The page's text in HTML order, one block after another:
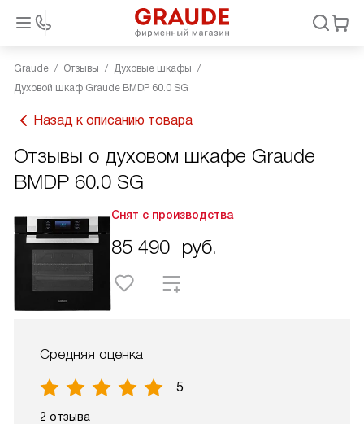
Graude Отзывы
Духовые шкафы
Духовой шкаф Graude BMDP 60.0 SG
Назад к описанию товара
Отзывы о духовом шкафе Graude
BMDP 60.0 SG
Снят с производства
85 490 руб.
Средняя оценка
5
2 отзыва